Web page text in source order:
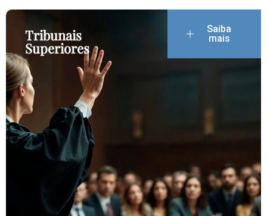
Saiba
mais
Tribunais
Superiores